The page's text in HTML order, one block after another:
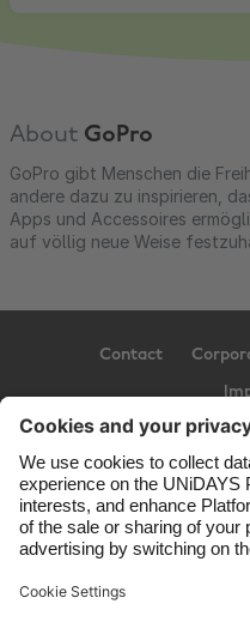
About GoPro
GoPro gibt Menschen die
andere dazu zu inspirieren,
Apps und Accessoires
auf völlig neue Weise
Contact